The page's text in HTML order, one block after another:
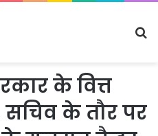
के वित्त
के तौर पर